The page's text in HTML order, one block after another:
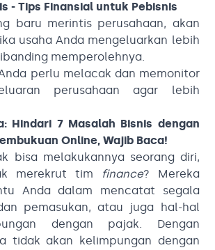
baru merintis perusahaan, akan
usaha Anda mengeluarkan lebih
memperolehnya.
perlu melacak dan memonitor
perusahaan agar lebih
Hindari 7 Masalah Bisnis dengan
Online, Wajib Baca!
bisa melakukannya seorang diri,
merekrut tim
finance? Mereka
Anda dalam mencatat segala
pemasukan, atau juga hal-hal
dengan pajak. Dengan
tidak akan kelimpungan dengan